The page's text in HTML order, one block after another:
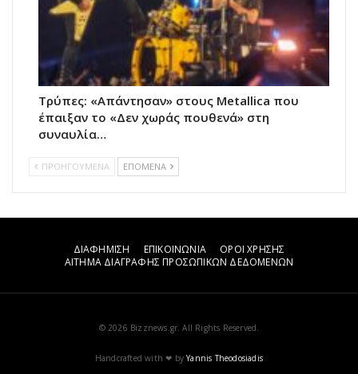
Τρύπες: «Απάντησαν» στους Metallica που
έπαιξαν το «Δεν χωράς πουθενά» στη
συναυλία…
ΠΡΟΗΓΟΥΜΕΝΑ ΕΠΟΜΕΝΑ
ΔΙΑΦΗΜΙΣΗ ΕΠΙΚΟΙΝΩΝΙΑ
ΟΡΟΙ ΧΡΗΣΗΣ
ΑΙΤΗΜΑ ΔΙΑΓΡΑΦΗΣ ΠΡΟΣΩΠΙΚΩΝ ΔΕΔΟΜΕΝΩΝ
© 2026 Bizznews.gr. All Rights Reserved.
Handcrafted with ❤ byYannis Theodosiadis